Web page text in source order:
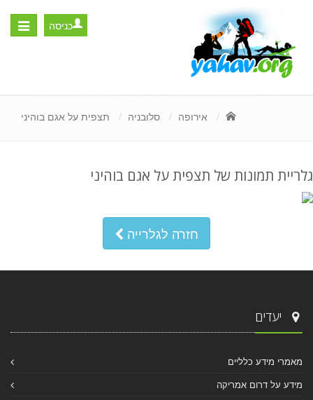
Toggle
כניסה
אירופה סלובניה תצפית על אגם בוהיני
גלריית תמונות של תצפית על אגם בוהיני
חזרה לגלרייה
יעדים
מאמרי מידע כלליים
מידע על דרום אמריקה